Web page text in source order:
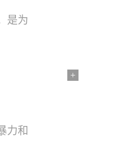
是为
力和
+